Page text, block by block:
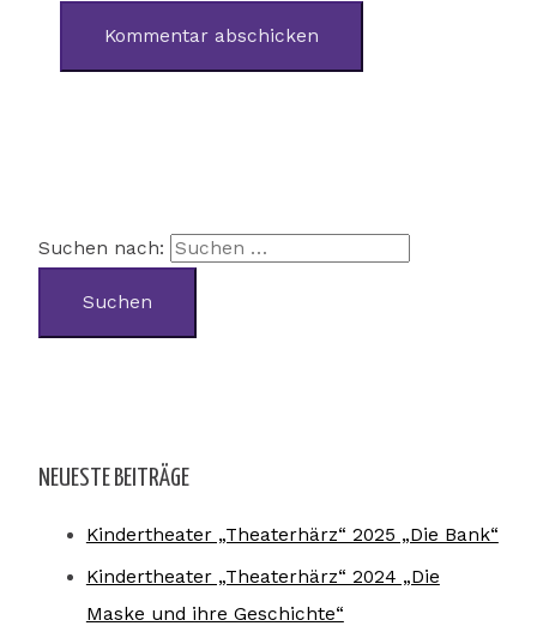
Suchen nach:
NEUESTE BEITRÄGE
Kindertheater „Theaterhärz“ 2025 „Die Bank“
Kindertheater „Theaterhärz“ 2024 „Die
Maske und ihre Geschichte“